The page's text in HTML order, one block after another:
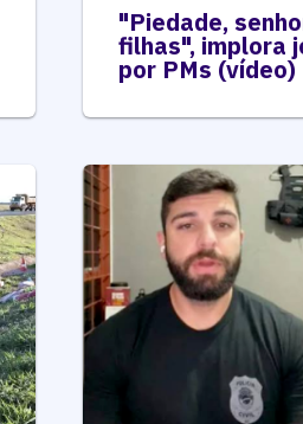
"Piedade,
filhas", implora
por PMs (vídeo)